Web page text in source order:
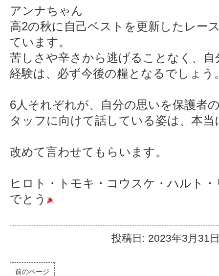
アンナちゃん
高2の秋に自己ベストを更新したレー
ています。
苦しさや辛さから逃げることなく、
経験は、必ず今後の糧となるでしょう
6人それぞれが、自分の思いを保護者
タッフに向けて話している姿は、本
改めて言わせてもらいます。
ヒロト・トモキ・コウスケ・ハルト
でとう
投稿日: 2023年3月31
前のページ